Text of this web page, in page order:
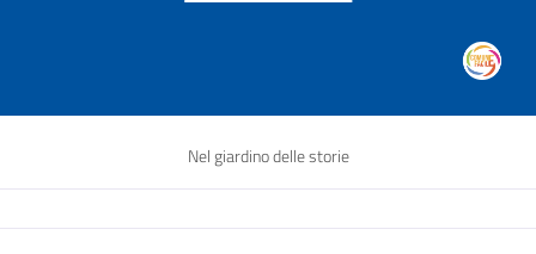
Nel giardino delle storie